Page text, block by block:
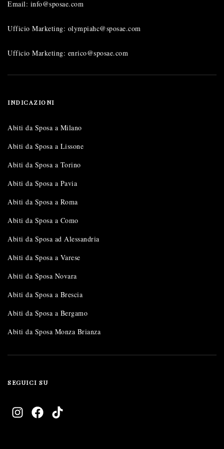
Email: info@sposae.com
Ufficio Marketing: olympiahc@sposae.com
Ufficio Marketing: enrico@sposae.com
INDICAZIONI
Abiti da Sposa a Milano
Abiti da Sposa a Lissone
Abiti da Sposa a Torino
Abiti da Sposa a Pavia
Abiti da Sposa a Roma
Abiti da Sposa a Como
Abiti da Sposa ad Alessandria
Abiti da Sposa a Varese
Abiti da Sposa Novara
Abiti da Sposa a Brescia
Abiti da Sposa a Bergamo
Abiti da Sposa Monza Brianza
SEGUICI SU